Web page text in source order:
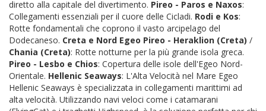
diretto alla capitale del divertimento. Pireo - Paros e Naxos:
Collegamenti essenziali per il cuore delle Cicladi. Rodi e Kos:
Rotte fondamentali che coprono il vasto arcipelago del
Dodecaneso. Creta e Nord Egeo Pireo - Heraklion (Creta) /
Chania (Creta): Rotte notturne per la più grande isola greca.
Pireo - Lesbo e Chios: Copertura delle isole dell'Egeo Nord-
Orientale. Hellenic Seaways: L'Alta Velocità nel Mare Egeo
Hellenic Seaways è specializzata in collegamenti marittimi ad
alta velocità. Utilizzando navi veloci come i catamarani